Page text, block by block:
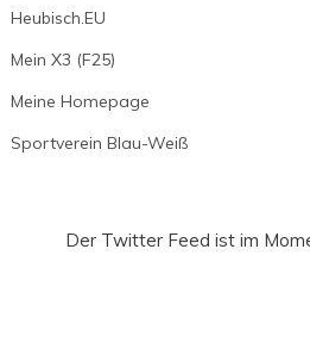
Heubisch.EU
Mein X3 (F25)
Meine Homepage
Sportverein Blau-Weiß
Der Twitter Feed ist im